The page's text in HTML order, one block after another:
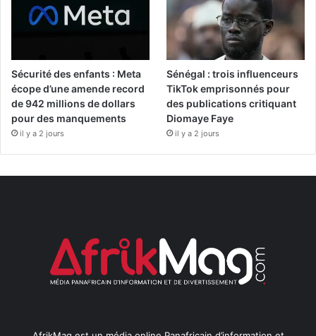
Sécurité des enfants : Meta
écope d’une amende record
de 942 millions de dollars
pour des manquements
il y a 2 jours
Sénégal : trois influenceurs
TikTok emprisonnés pour
des publications critiquant
Diomaye Faye
il y a 2 jours